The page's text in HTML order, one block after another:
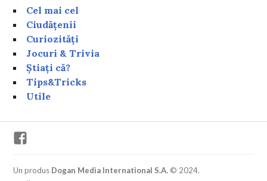
Cel mai cel
Ciudățenii
Curiozități
Jocuri & Trivia
Știați că?
Tips&Tricks
Utile
Un produs Dogan Media International S.A. © 2024.